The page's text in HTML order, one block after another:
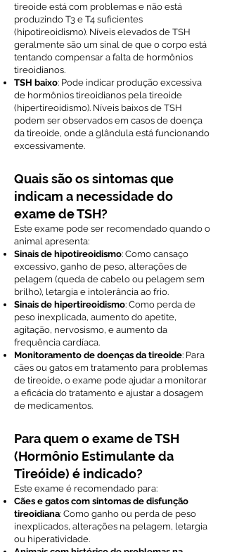
tireoide está com problemas e não está
produzindo T3 e T4 suficientes
(hipotireoidismo). Níveis elevados de TSH
geralmente são um sinal de que o corpo está
tentando compensar a falta de hormônios
tireoidianos.
TSH baixo: Pode indicar produção excessiva
de hormônios tireoidianos pela tireoide
(hipertireoidismo). Níveis baixos de TSH
podem ser observados em casos de doença
da tireoide, onde a glândula está funcionando
excessivamente.
Quais são os sintomas que
indicam a necessidade do
exame de TSH?
Este exame pode ser recomendado quando o
animal apresenta:
Sinais de hipotireoidismo: Como cansaço
excessivo, ganho de peso, alterações de
pelagem (queda de cabelo ou pelagem sem
brilho), letargia e intolerância ao frio.
Sinais de hipertireoidismo: Como perda de
peso inexplicada, aumento do apetite,
agitação, nervosismo, e aumento da
frequência cardíaca.
Monitoramento de doenças da tireoide: Para
cães ou gatos em tratamento para problemas
de tireoide, o exame pode ajudar a monitorar
a eficácia do tratamento e ajustar a dosagem
de medicamentos.
Para quem o exame de TSH
(Hormônio Estimulante da
Tireóide) é indicado?
Este exame é recomendado para:
Cães e gatos com sintomas de disfunção
tireoidiana: Como ganho ou perda de peso
inexplicados, alterações na pelagem, letargia
ou hiperatividade.